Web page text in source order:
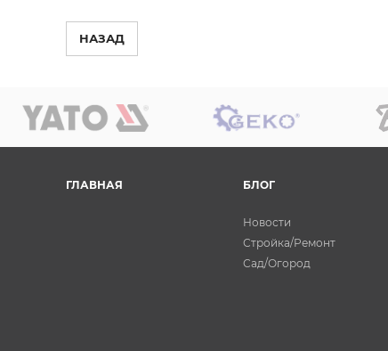
НАЗАД
ГЛАВНАЯ БЛОГ
Новости
Стройка/Ремонт
Сад/Огород